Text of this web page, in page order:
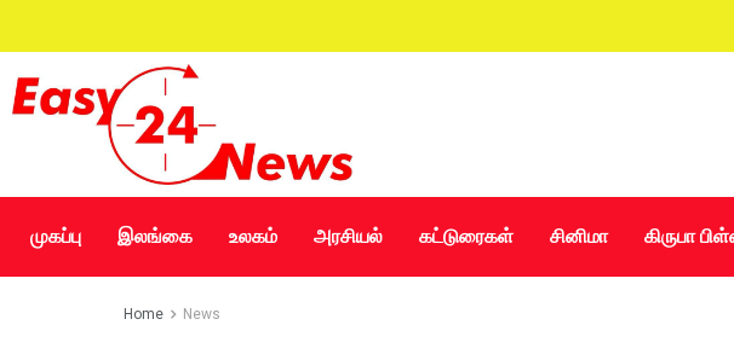
முகப்பு இலங்கை உலகம் அரசியல் கட்டுரைகள் சினிமா கிருபா
Home News